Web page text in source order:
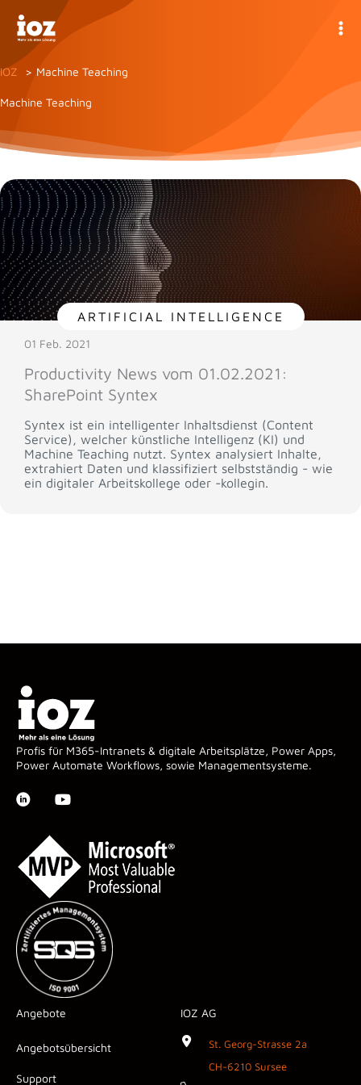
Inhalt
springen
IOZ Machine Teaching
Machine Teaching
ARTIFICIAL INTELLIGENCE
01 Feb. 2021
Productivity News vom 01.02.2021:
SharePoint Syntex
Syntex ist ein intelligenter Inhaltsdienst (Content
Service), welcher künstliche Intelligenz (KI) und
Machine Teaching nutzt. Syntex analysiert Inhalte,
extrahiert Daten und klassifiziert selbstständig - wie
ein digitaler Arbeitskollege oder -kollegin.
Profis für M365-Intranets & digitale Arbeitsplätze, Power Apps,
Power Automate Workflows, sowie Managementsysteme.
Angebote
Angebotsübersicht
Support
IOZ AG
St. Georg-Strasse 2a
CH-6210 Sursee